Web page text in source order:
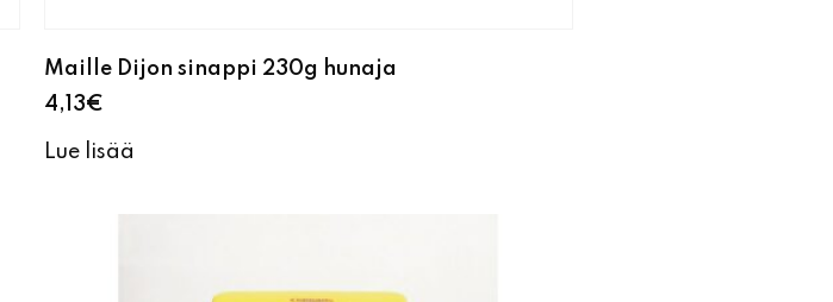
Maille Dijon sinappi 230g hunaja
4,13€
Lue lisää